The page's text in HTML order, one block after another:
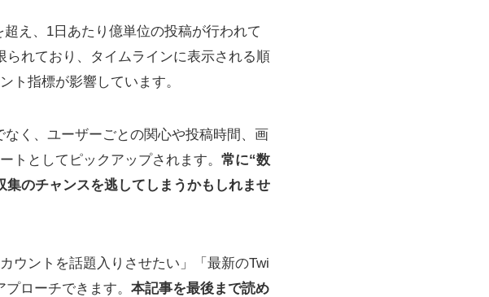
え、1日あたり億単位の投稿が行われて
れており、タイムラインに表示される順
ト指標が影響しています。
なく、ユーザーごとの関心や投稿時間、画
トとしてピックアップされます。 常に“数
のチャンスを逃してしまうかもしれませ
ウントを話題入りさせたい」「最新のTwi
ローチできます。 本記事を最後まで読め